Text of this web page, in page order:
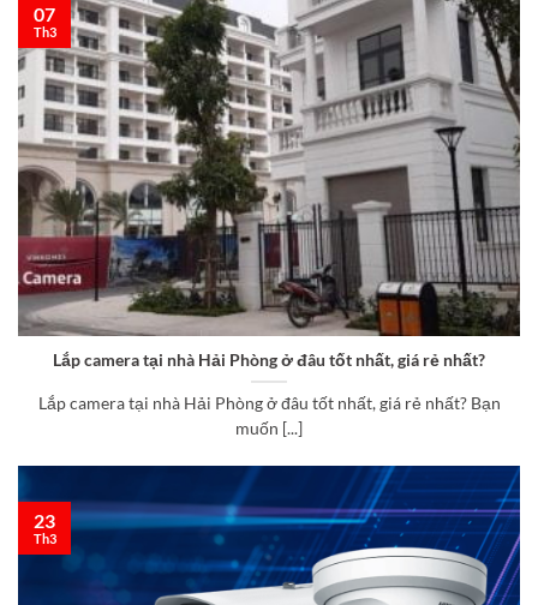
Lắp camera tại nhà Hải Phòng ở đâu tốt nhất, giá rẻ nhất?
Lắp camera tại nhà Hải Phòng ở đâu tốt nhất, giá rẻ nhất? Bạn
muốn [...]
07
Th3
23
Th3